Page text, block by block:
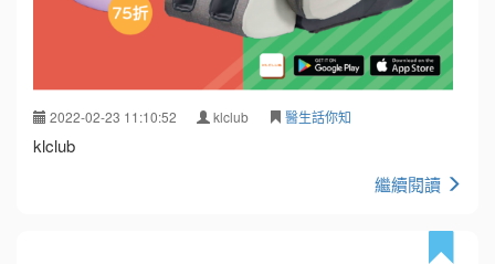
2022-02-23 11:10:52 klclub 醫生話你知
klclub
繼續閱讀